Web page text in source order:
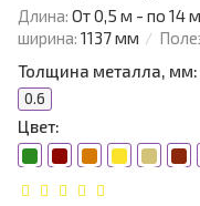
Длина: От 0,5 м - по 14
ширина: 1137 мм
Толщина металла, мм:
0.6
Цвет: